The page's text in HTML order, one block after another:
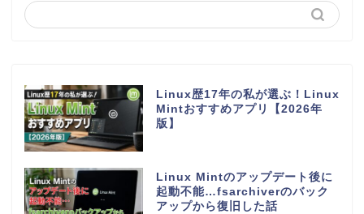
Linux歴17年の私が選ぶ！Linux
Mintおすすめアプリ【2026年
版】
Linux Mintのアップデート後に
起動不能…fsarchiverのバック
アップから復旧した話